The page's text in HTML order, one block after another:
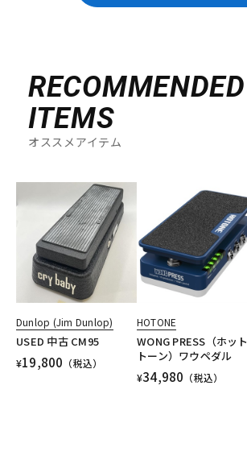
RECOMMENDED
ITEMS
オススメアイテム
Dunlop (Jim Dunlop)
USED 中古 CM95
¥19,800 （税込）
HOTONE
WONG PRESS（ホット
トーン）ワウペダル
¥34,980 （税込）